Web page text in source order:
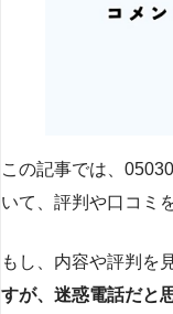
この記事では、
いて、評判や口コミ
もし、内容や評判を
すが、迷惑電話だと